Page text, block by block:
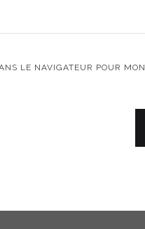
LE NAVIGATEUR POUR